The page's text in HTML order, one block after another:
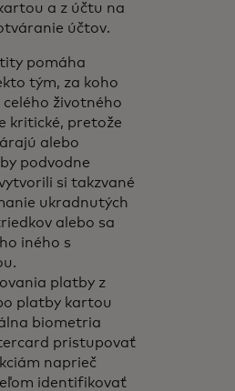
a z účtu na
účtov.
pomáha
tým, za koho
celého životného
kritické, pretože
alebo
podvodne
si takzvané
ukradnutých
alebo sa
iného s
platby z
platby kartou
biometria
pristupovať
naprieč
identifikovať